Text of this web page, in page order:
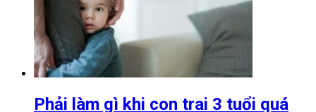
Phải làm gì khi con trai 3 tuổi quá